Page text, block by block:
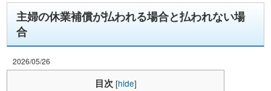
主婦の休業補償が払われる場合と払われない場
合
2026/05/26
目次 [hide]